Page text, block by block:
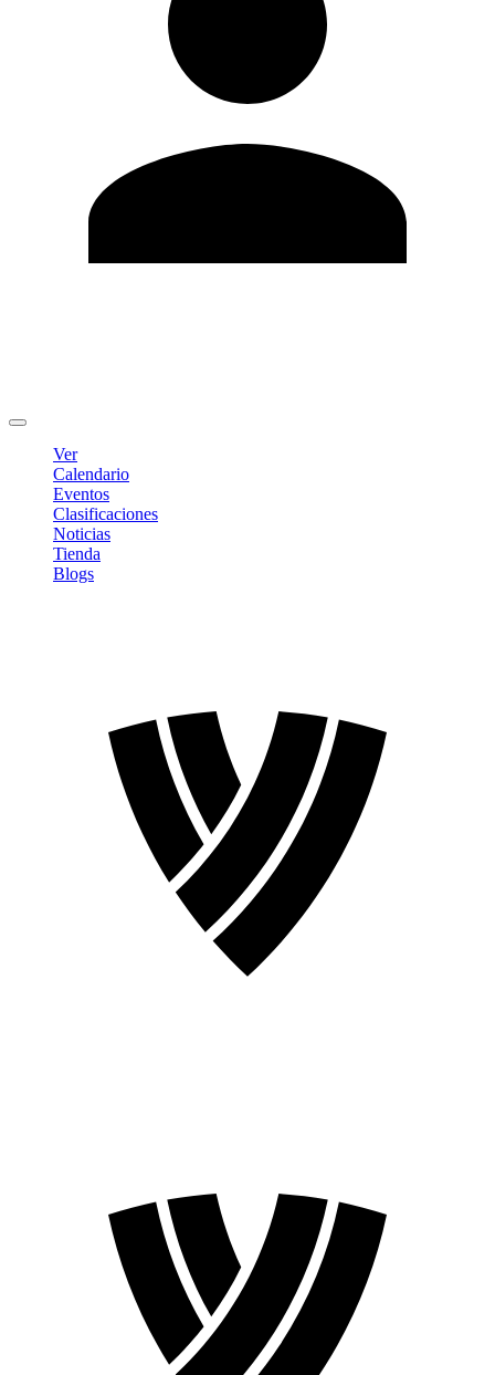
Ver
Calendario
Eventos
Clasificaciones
Noticias
Tienda
Blogs